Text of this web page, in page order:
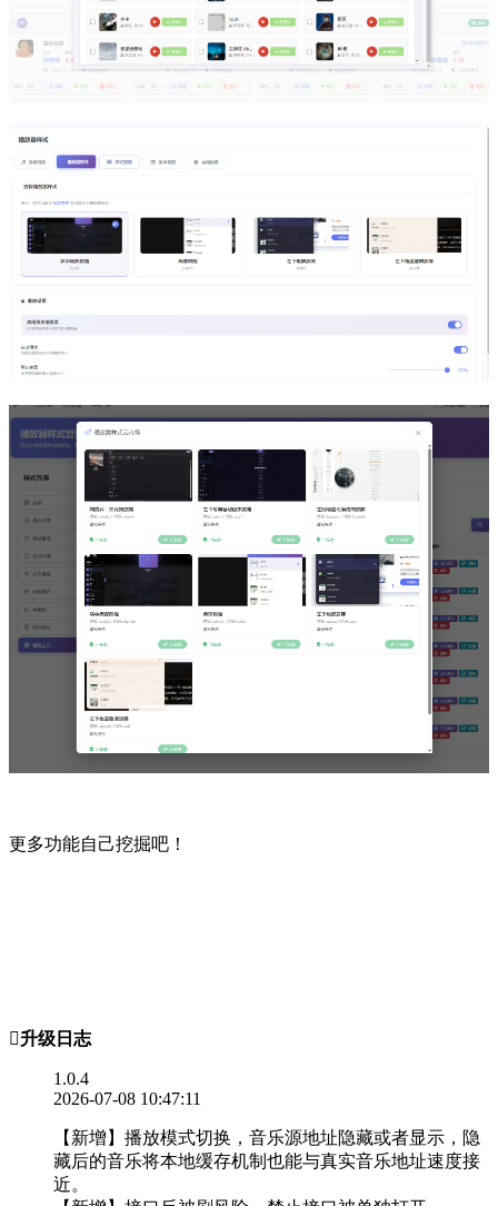
更多功能自己挖掘吧！
升级日志
1.0.4
2026-07-08 10:47:11
【新增】播放模式切换，音乐源地址隐藏或者显示，隐
藏后的音乐将本地缓存机制也能与真实音乐地址速度接
近。